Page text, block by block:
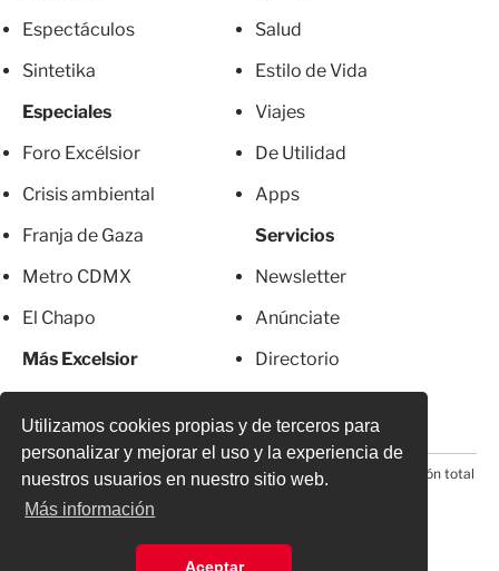
Utilizamos cookies propias y de terceros para
personalizar y mejorar el uso y la experiencia de
nuestros usuarios en nuestro sitio web.
Más información
Aceptar
Espectáculos
Sintetika
Especiales
Foro Excélsior
Crisis ambiental
Franja de Gaza
Metro CDMX
El Chapo
Más Excelsior
Salud
Estilo de Vida
Viajes
De Utilidad
Apps
Servicios
Newsletter
Anúnciate
Directorio
© 2026 Todos los derechos reservados. Prohibida la reproducción total
o parcial, incluyendo cualquier medio electrónico*